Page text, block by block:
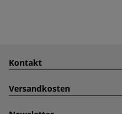
Kontakt
Versandkosten